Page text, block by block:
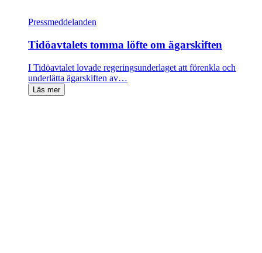
Pressmeddelanden
Tidöavtalets tomma löfte om ägarskiften
I Tidöavtalet lovade regeringsunderlaget att förenkla och
underlätta ägarskiften av…
Läs mer